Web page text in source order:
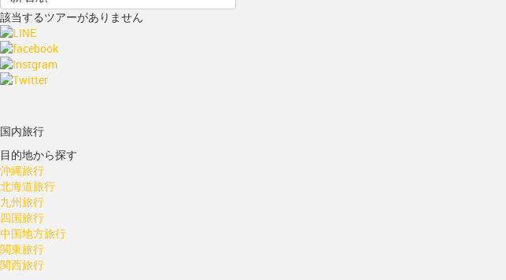
該当するツアーがありません
国内旅行
目的地から探す
沖縄旅行
北海道旅行
九州旅行
四国旅行
中国地方旅行
関東旅行
関西旅行